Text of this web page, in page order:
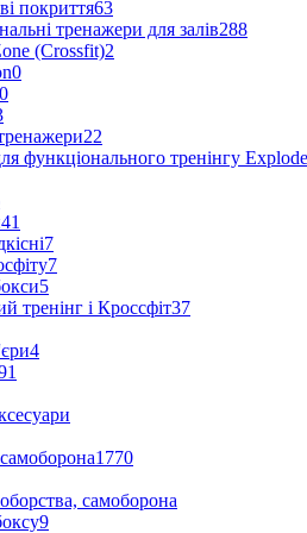
покриття63
тренажери для залів288
(Crossfit)2
0
0
22
функціонального тренінгу Explode
41
7
7
5
тренінг і Кроссфіт37
4
1770
самоборона
9